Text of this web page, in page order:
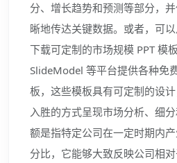
分、增长趋势和预测等部分，
晰地传达关键数据。或者，可
下载可定制的市场规模 PPT 模
SlideModel 等平台提供各种免
板，这些模板具有可定制的设
入胜的方式呈现市场分析、细
额是指特定公司在一定时期内
分比，它能够大致反映公司相